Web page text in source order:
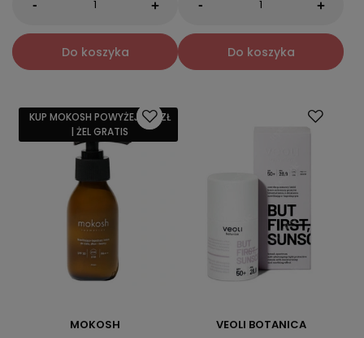
- +
Do koszyka
- +
Do koszyka
KUP MOKOSH POWYŻEJ 159 ZŁ
| ŻEL GRATIS
MOKOSH VEOLI BOTANICA